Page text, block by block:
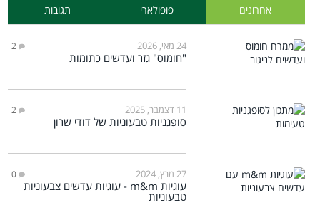
אחרונים פופולארי תגובות
24 מאי, 2026 2
"חומוס" גזר ועדשים כתומות
11 דצמבר, 2025 2
סופגניות טבעוניות של דודי שרון
27 מרץ, 2024 0
עוגיות m&m - עוגיות עדשים צבעוניות
טבעוניות